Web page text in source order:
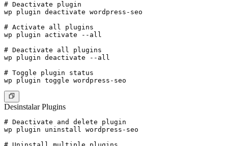
# Deactivate plugin
wp plugin deactivate wordpress-seo
# Activate all plugins
wp plugin activate --all
# Deactivate all plugins
wp plugin deactivate --all
# Toggle plugin status
Desinstalar Plugins
# Deactivate and delete plugin
wp plugin uninstall wordpress-seo